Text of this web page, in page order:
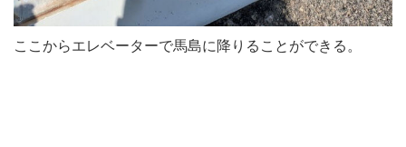
ここからエレベーターで馬島に降りることができる。